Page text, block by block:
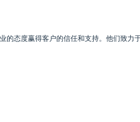
的态度赢得客户的信任和支持。他们致力